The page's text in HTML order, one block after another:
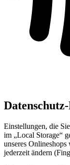
Einstellungen, die
im „Local Storage“
unseres
jederzeit ändern